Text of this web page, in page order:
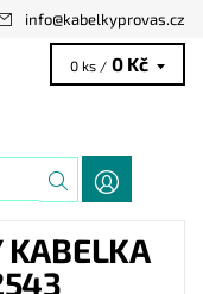
info@kabelkyprovas.cz
0 ks / 0 Kč
KABELKA